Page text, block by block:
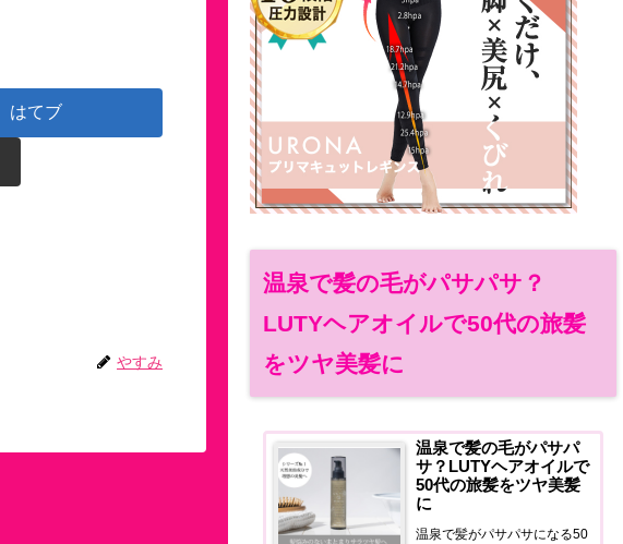
はてブ
やすみ
温泉で髪の毛がパサパサ？
LUTYヘアオイルで50代の旅髪
をツヤ美髪に
温泉で髪の毛がパサパ
サ？LUTYヘアオイルで
50代の旅髪をツヤ美髪
に
温泉で髪がパサパサになる50